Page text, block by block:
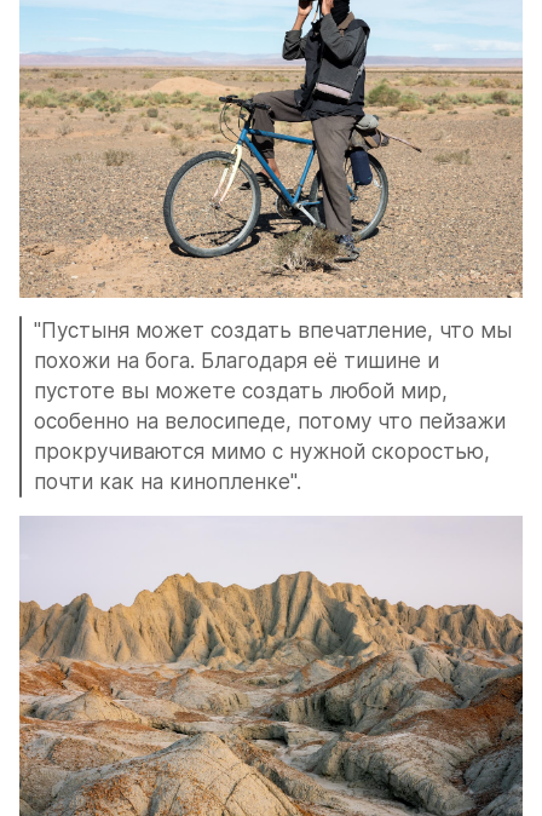
"Пустыня может создать впечатление, что мы
похожи на бога. Благодаря её тишине и
пустоте вы можете создать любой мир,
особенно на велосипеде, потому что пейзажи
прокручиваются мимо с нужной скоростью,
почти как на кинопленке".